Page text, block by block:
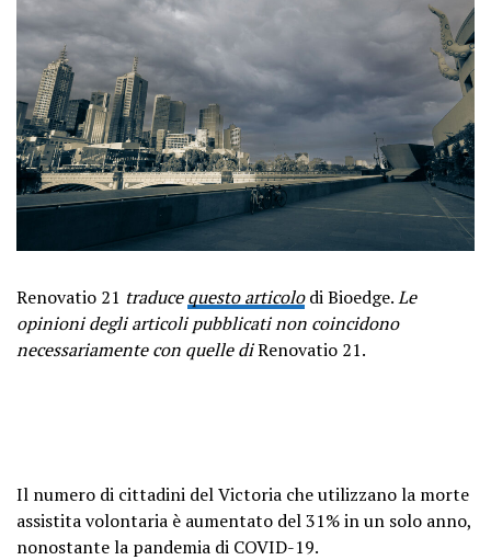
Renovatio 21 traducequesto articolodi Bioedge.Le
opinioni degli articoli pubblicati non coincidono
necessariamente con quelle diRenovatio 21.
Il numero di cittadini del Victoria che utilizzano la morte
assistita volontaria è aumentato del 31% in un solo anno,
nonostante la pandemia di COVID-19.